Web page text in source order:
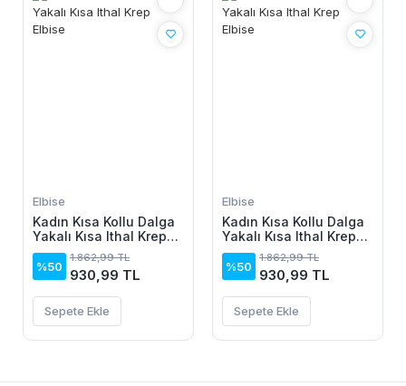
Elbise
Kadın Kısa Kollu Dalga
Yakalı Kısa Ithal Krep
Elbise
%50
1.862,99 TL
930,99 TL
Sepete Ekle
Elbise
Kadın Kısa Kollu Dalga
Yakalı Kısa Ithal Krep
Elbise
%50
1.862,99 TL
930,99 TL
Sepete Ekle